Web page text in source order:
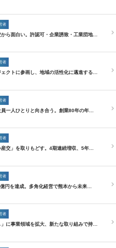
者
ら面白い。許認可・企業誘致・工業団地…
者
クトに参画し、地域の活性化に邁進する…
者
一人ひとりと向き合う。創業80年の年…
者
交」を取りもどす。4期連続増収、5年…
者
円を達成。多角化経営で熊本から未来…
者
」に事業領域を拡大、新たな取り組みで持…